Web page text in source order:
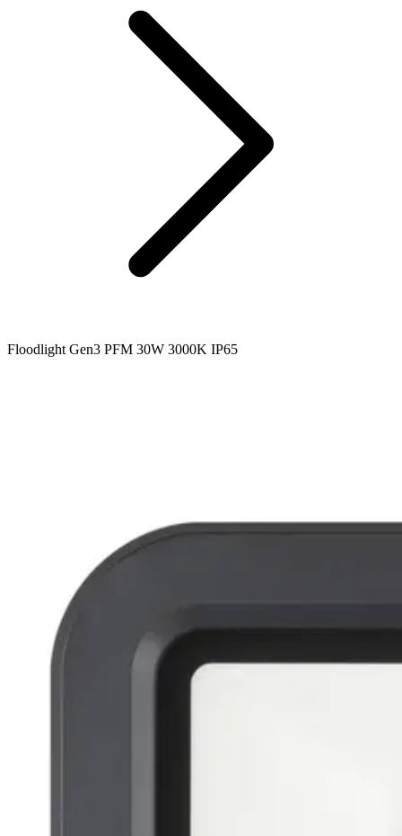
Floodlight Gen3 PFM 30W 3000K IP65